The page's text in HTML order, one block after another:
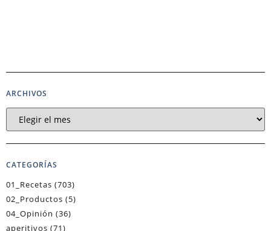
ARCHIVOS
CATEGORÍAS
01_Recetas (703)
02_Productos (5)
04_Opinión (36)
aperitivos (71)